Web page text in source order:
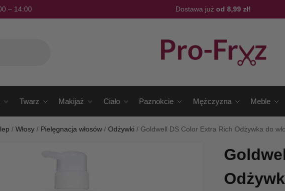
– 14:00 Dostawa już od 8,99 zł!
Twarz Makijaż Ciało Paznokcie Mężczyzna Meble
/Włosy / Pielęgnacja włosów /Odżywki / Goldwell DS Color Extra Rich Odżywka do